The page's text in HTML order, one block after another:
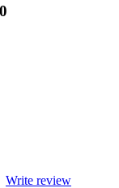
Write review